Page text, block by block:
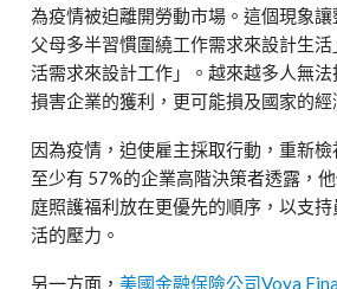
為疫情被迫離開勞動市場。這個現象
父母多半習慣圍繞工作需求來設計生
活需求來設計工作」。越來越多人無
損害企業的獲利，更可能損及國家的經
因為疫情，迫使雇主採取行動，重新檢
至少有 57%的企業高階決策者透露，
庭照護福利放在更優先的順序，以支
活的壓力。
另一方面，美國金融保險公司Voya